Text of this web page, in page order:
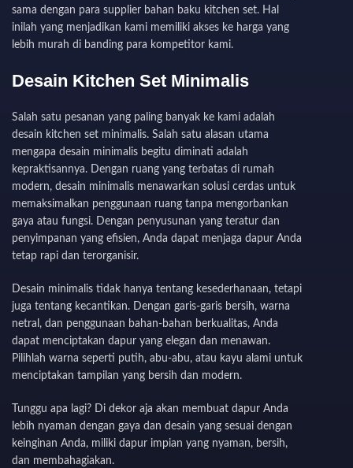
sama dengan para supplier bahan baku kitchen set. Hal
inilah yang menjadikan kami memiliki akses ke harga yang
lebih murah di banding para kompetitor kami.
Desain Kitchen Set Minimalis
Salah satu pesanan yang paling banyak ke kami adalah
desain kitchen set minimalis. Salah satu alasan utama
mengapa desain minimalis begitu diminati adalah
kepraktisannya. Dengan ruang yang terbatas di rumah
modern, desain minimalis menawarkan solusi cerdas untuk
memaksimalkan penggunaan ruang tanpa mengorbankan
gaya atau fungsi. Dengan penyusunan yang teratur dan
penyimpanan yang efisien, Anda dapat menjaga dapur Anda
tetap rapi dan terorganisir.
Desain minimalis tidak hanya tentang kesederhanaan, tetapi
juga tentang kecantikan. Dengan garis-garis bersih, warna
netral, dan penggunaan bahan-bahan berkualitas, Anda
dapat menciptakan dapur yang elegan dan menawan.
Pilihlah warna seperti putih, abu-abu, atau kayu alami untuk
menciptakan tampilan yang bersih dan modern.
Tunggu apa lagi? Di dekor aja akan membuat dapur Anda
lebih nyaman dengan gaya dan desain yang sesuai dengan
keinginan Anda, miliki dapur impian yang nyaman, bersih,
dan membahagiakan.